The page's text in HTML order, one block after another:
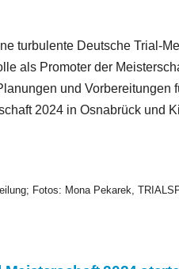
turbulente Deutsche Trial-
als Promoter der
und
2024 in Osnabrück und
Fotos: Mona Pekarek,